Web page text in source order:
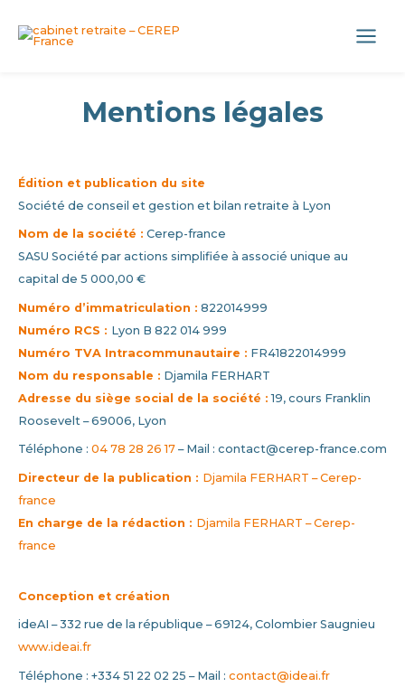
Main
Mentions légales
Édition et publication du site
Société de conseil et gestion et bilan retraite à Lyon
Nom de la société : Cerep-france
SASU Société par actions simplifiée à associé unique au
capital de 5 000,00 €
Numéro d’immatriculation : 822014999
Numéro RCS : Lyon B 822 014 999
Numéro TVA Intracommunautaire : FR41822014999
Nom du responsable : Djamila FERHART
Adresse du siège social de la société : 19, cours Franklin
Roosevelt – 69006, Lyon
Téléphone : 04 78 28 26 17 – Mail : contact@cerep-france.com
Directeur de la publication : Djamila FERHART – Cerep-
france
En charge de la rédaction : Djamila FERHART – Cerep-
france
Conception et création
ideAI – 332 rue de la république – 69124, Colombier Saugnieu
www.ideai.fr
Téléphone : +334 51 22 02 25 – Mail : contact@ideai.fr